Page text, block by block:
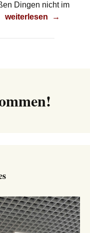
Dingen nicht im
Sparen lernen
weiterlesen →